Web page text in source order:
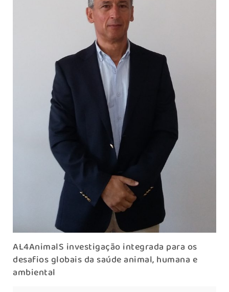
AL4AnimalS investigação integrada para os
desafios globais da saúde animal, humana e
ambiental